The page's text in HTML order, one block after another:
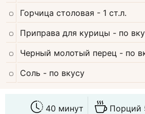
Горчица столовая - 1 ст.л.
Приправа для курицы - по
Черный молотый перец - по
Соль - по вкусу
40 минут Порций